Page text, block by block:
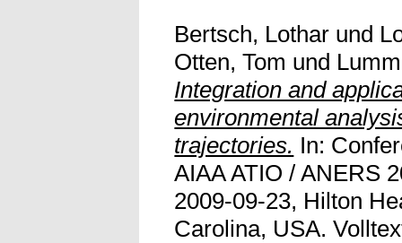
Bertsch, Lothar und
Otten, Tom und
Integration and
environmental
trajectories. In:
AIAA ATIO / ANERS
2009-09-23, Hilton
Carolina, USA.